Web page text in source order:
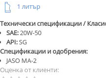
1 литър
Технически спецификации /
SAE:20W-50
API:SG
Спецификации и одобрения:
JASO MA-2
Оценка от клиенти: